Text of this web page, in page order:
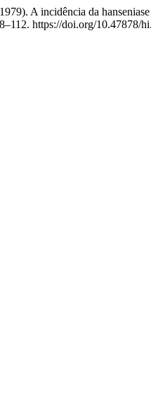
A incidência da hanseniase
https://doi.org/10.47878/